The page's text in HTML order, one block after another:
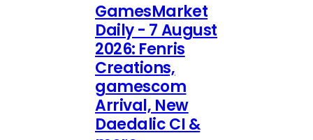
GamesMarket
Daily - 7 August
2026: Fenris
Creations,
gamescom
Arrival, New
Daedalic CI &